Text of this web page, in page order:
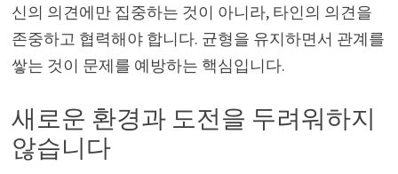
신의 의견에만 집중하는 것이 아니라, 타인의 의견을
존중하고 협력해야 합니다. 균형을 유지하면서 관계를
쌓는 것이 문제를 예방하는 핵심입니다.
새로운 환경과 도전을 두려워하지
않습니다